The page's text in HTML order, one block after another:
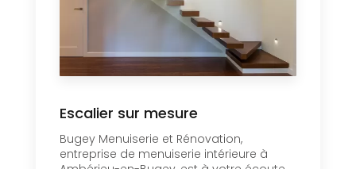
Escalier sur mesure
Bugey Menuiserie et Rénovation,
entreprise de menuiserie intérieure à